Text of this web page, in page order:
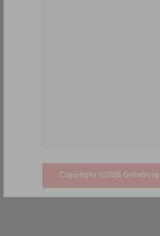
Copyright ©2026